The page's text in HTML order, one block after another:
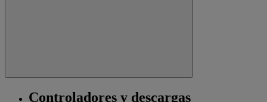
Controladores y descargas